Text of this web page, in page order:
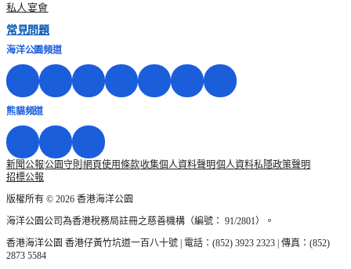
私人宴會
常見問題
新聞公報公園守則 網頁使用條款收集個人資料聲明個人資料私隱政策聲明
招標公報
版權所有 © 2026 香港海洋公園
海洋公園公司為香港稅務局註冊之慈善機構（編號： 91/2801）。
香港海洋公園 香港仔黃竹坑道一百八十號 | 電話：(852) 3923 2323 | 傳真：(852)
2873 5584
海洋公園頻道
熊貓頻道